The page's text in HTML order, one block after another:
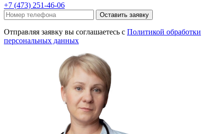
+7 (473) 251-46-06
Оставить заявку
Отправляя заявку вы соглашаетесь с Политикой обработки
персональных данных